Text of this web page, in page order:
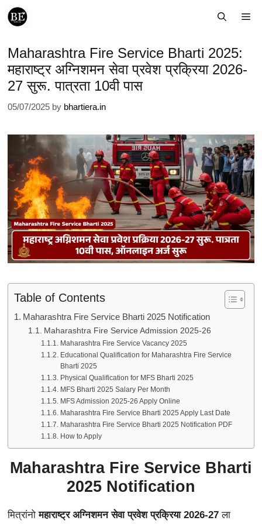
Skip
Maharashtra Fire Service Bharti 2025:
महाराष्ट्र अग्निशमन सेवा प्रवेश प्रक्रिया 2026-
27 सुरू. पात्रता 10वी पास
05/07/2025 by bhartiera.in
Table of Contents
Maharashtra Fire Service Bharti 2025 Notification
Maharashtra Fire Service Admission 2025-26
Maharashtra Fire Service Vacancy 2025
Educational Qualification for Maharashtra Fire Service
Bharti 2025
Physical Qualification for MFS Bharti 2025
MFS Bharti 2025 Salary Per Month
MFS Admission 2025-26 Apply Online
Maharashtra Fire Service Bharti 2025 Apply Last Date
Maharashtra Fire Service Bharti 2025 Notification PDF
How to Apply
Maharashtra Fire Service Bharti
2025 Notification
मित्रांनोमहाराष्ट्र अग्निशमन सेवा प्रवेश प्रक्रिया 2026-27ला